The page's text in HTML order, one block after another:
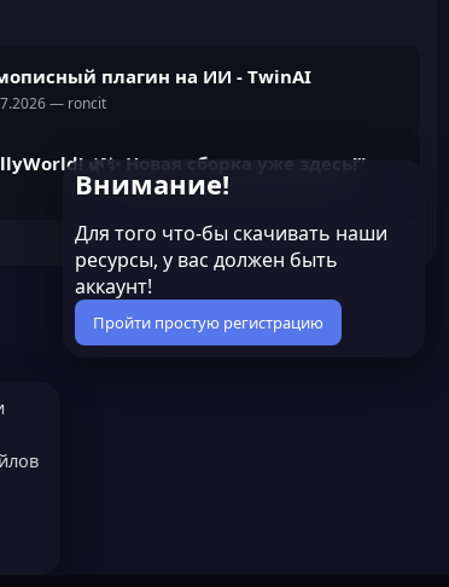
плагин на ИИ - TwinAI
— roncit
🌿✨ Новая сборка уже здесь!”
Внимание!
Для того что-бы скачивать наши
ресурсы, у вас должен быть
аккаунт!
Пройти простую регистрацию